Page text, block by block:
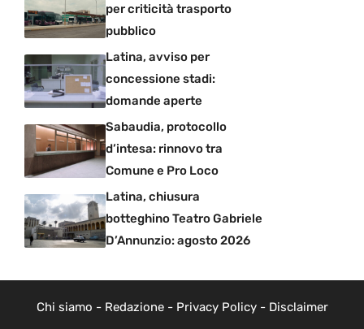
per criticità trasporto
pubblico
Latina, avviso per
concessione stadi:
domande aperte
Sabaudia, protocollo
d’intesa: rinnovo tra
Comune e Pro Loco
Latina, chiusura
botteghino Teatro Gabriele
D’Annunzio: agosto 2026
Chi siamo - Redazione- Privacy Policy- Disclaimer